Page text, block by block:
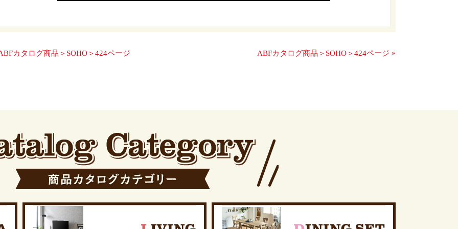
カタログ商品＞SOHO＞424ページ ABFカタログ商品＞SOHO＞424ページ »